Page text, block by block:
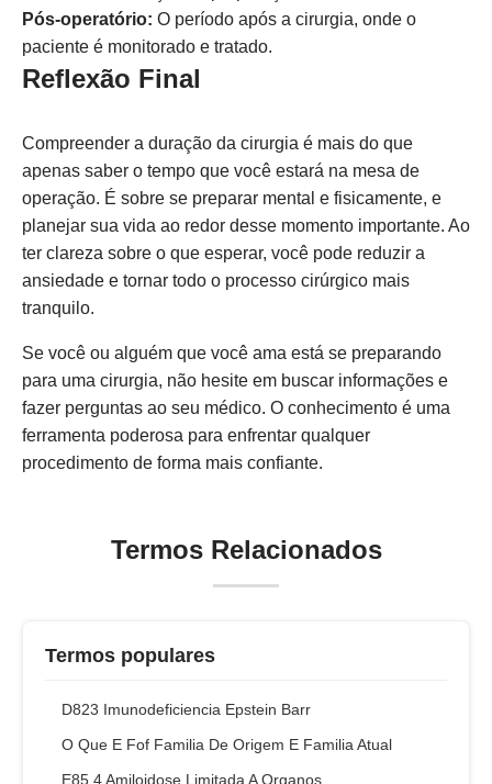
Pós-operatório: O período após a cirurgia, onde o
paciente é monitorado e tratado.
Reflexão Final
Compreender a duração da cirurgia é mais do que
apenas saber o tempo que você estará na mesa de
operação. É sobre se preparar mental e fisicamente, e
planejar sua vida ao redor desse momento importante. Ao
ter clareza sobre o que esperar, você pode reduzir a
ansiedade e tornar todo o processo cirúrgico mais
tranquilo.
Se você ou alguém que você ama está se preparando
para uma cirurgia, não hesite em buscar informações e
fazer perguntas ao seu médico. O conhecimento é uma
ferramenta poderosa para enfrentar qualquer
procedimento de forma mais confiante.
Termos Relacionados
Termos populares
D823 Imunodeficiencia Epstein Barr
O Que E Fof Familia De Origem E Familia Atual
E85 4 Amiloidose Limitada A Organos